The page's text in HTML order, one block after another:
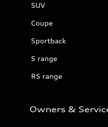
SUV
Coupe
Sportback
S range
RS range
Owners &